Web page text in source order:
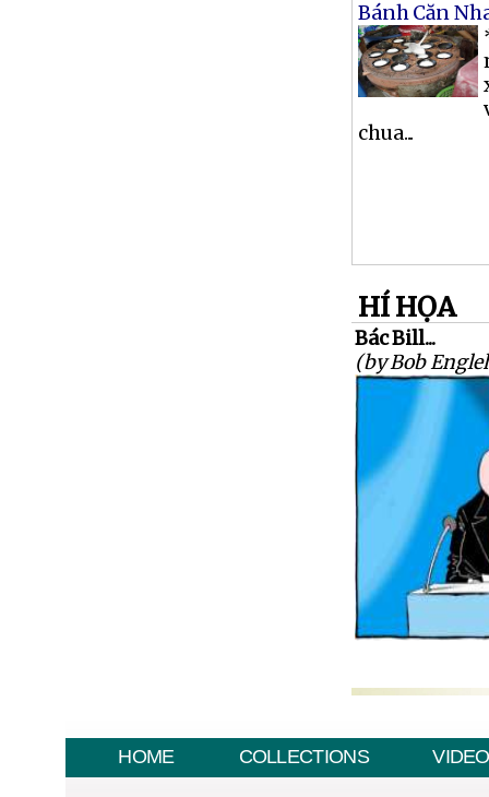
Bánh Căn
chua...
HÍ HỌA
Bác Bill...
(by Bob
HOME COLLECTIONS VIDEO